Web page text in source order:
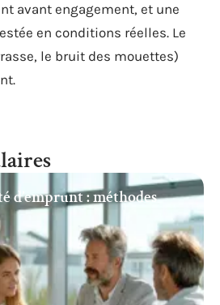
avant engagement, et une
en conditions réelles. Le
le bruit des mouettes)
d’emprunt : méthodes